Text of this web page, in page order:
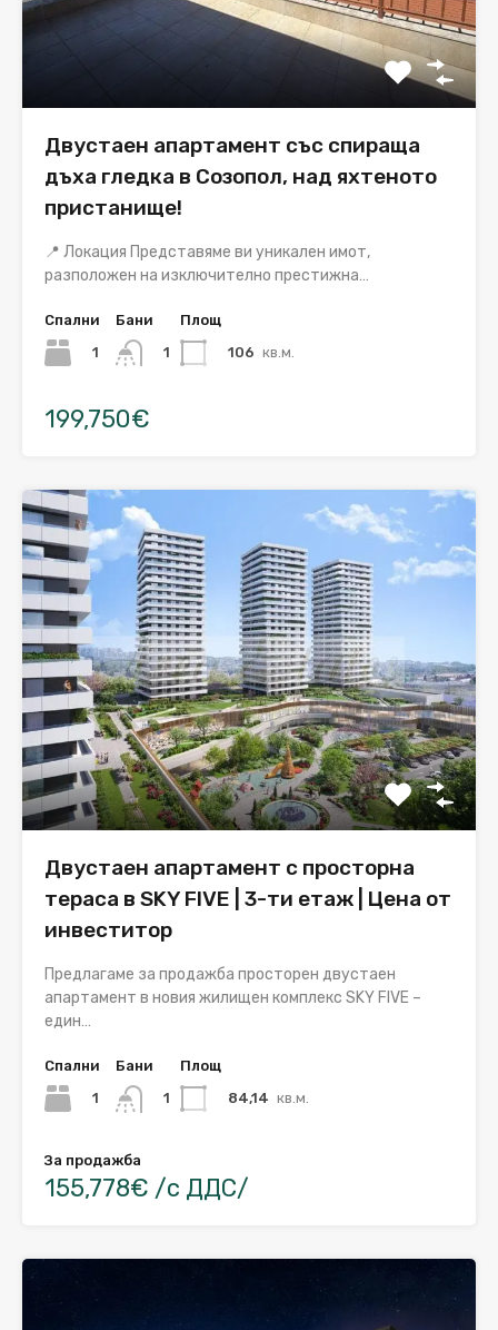
Двустаен апартамент със спираща
дъха гледка в Созопол, над яхтеното
пристанище!
📍 Локация Представяме ви уникален имот,
разположен на изключително престижна…
Спални
1
Бани
1
Площ
106 кв.м.
199,750€
Двустаен апартамент с просторна
тераса в SKY FIVE | 3-ти етаж | Цена от
инвеститор
Предлагаме за продажба просторен двустаен
апартамент в новия жилищен комплекс SKY FIVE –
един…
Спални
1
Бани
1
Площ
84,14 кв.м.
За продажба
155,778€ /с ДДС/